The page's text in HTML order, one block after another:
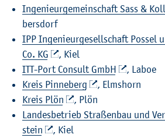
In­ge­nieur­ge­mein­schaft Sass &
bers­dorf
IPP In­ge­nieur­ge­sell­schaft Pos­sel
Co. KG
, Kiel
ITT-Port Con­sult GmbH
, Laboe
Kreis Pin­ne­berg
, Elms­horn
Kreis Plön
, Plön
Lan­des­be­trieb Stra­ßen­bau und
stein
, Kiel